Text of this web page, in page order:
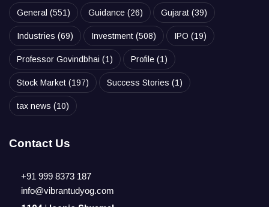
General (551) Guidance (26) Gujarat (39)
Industries (69) Investment (508) IPO (19)
Professor Govindbhai (1) Profile (1)
Stock Market (197) Success Stories (1)
tax news (10)
Contact Us
+91 999 8373 187
info@vibrantudyog.com